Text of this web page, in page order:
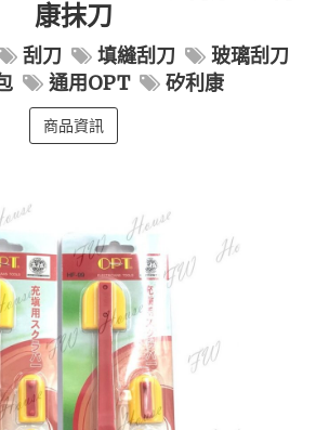
康抹刀
刮刀 填縫刮刀
玻璃刮刀
通用OPT 矽利康
商品資訊